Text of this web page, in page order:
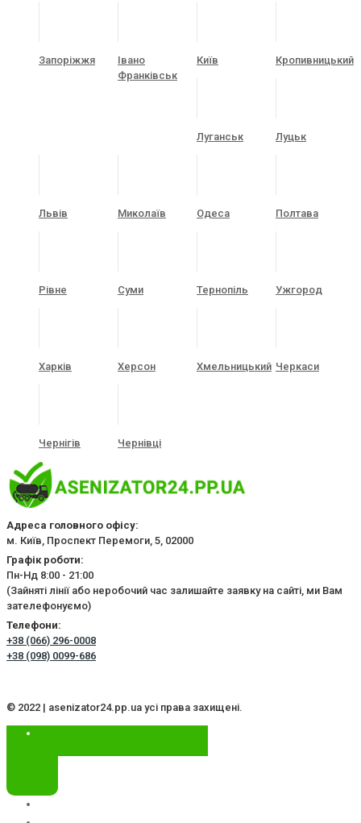
Запоріжжя
Івано
Франківськ
Київ Кропивницький
Луганськ Луцьк
Львів Миколаїв Одеса Полтава
Рівне Суми Тернопіль Ужгород
Харків Херсон Хмельницький Черкаси
Чернігів Чернівці
Адреса головного офісу:
м. Київ, Проспект Перемоги, 5, 02000
Графік роботи:
Пн-Нд 8:00 - 21:00
(Зайняті лінії або неробочий час залишайте заявку на сайті, ми Вам
зателефонуємо)
Телефони:
+38 (066) 296-0008
+38 (098) 0099-686
© 2022 | asenizator24.pp.ua усі права захищені.